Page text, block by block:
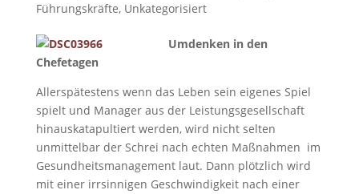
Führungskräfte, Unkategorisiert
Umdenken in den
Chefetagen
Allerspätestens wenn das Leben sein eigenes Spiel
spielt und Manager aus der Leistungsgesellschaft
hinauskatapultiert werden, wird nicht selten
unmittelbar der Schrei nach echten Maßnahmen im
Gesundheitsmanagement laut. Dann plötzlich wird
mit einer irrsinnigen Geschwindigkeit nach einer